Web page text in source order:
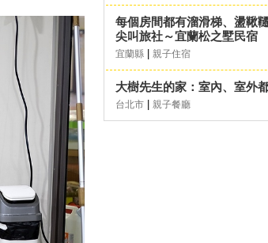
每個房間都有溜滑梯、盪鞦
尖叫旅社～宜蘭松之墅民宿
宜蘭縣 親子住宿
大樹先生的家：室內、室外
台北市 親子餐廳